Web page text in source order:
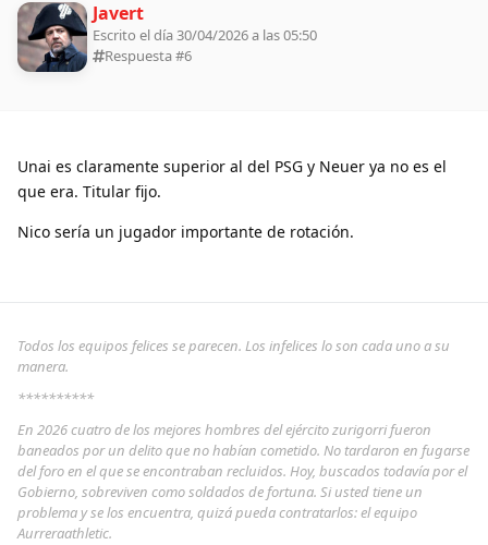
Javert
Escrito el día 30/04/2026 a las 05:50
Respuesta #6
Unai es claramente superior al del PSG y Neuer ya no es el
que era. Titular fijo.
Nico sería un jugador importante de rotación.
Todos los equipos felices se parecen. Los infelices lo son cada uno a su
manera.
**********
En 2026 cuatro de los mejores hombres del ejército zurigorri fueron
baneados por un delito que no habían cometido. No tardaron en fugarse
del foro en el que se encontraban recluidos. Hoy, buscados todavía por el
Gobierno, sobreviven como soldados de fortuna. Si usted tiene un
problema y se los encuentra, quizá pueda contratarlos: el equipo
Aurreraathletic.